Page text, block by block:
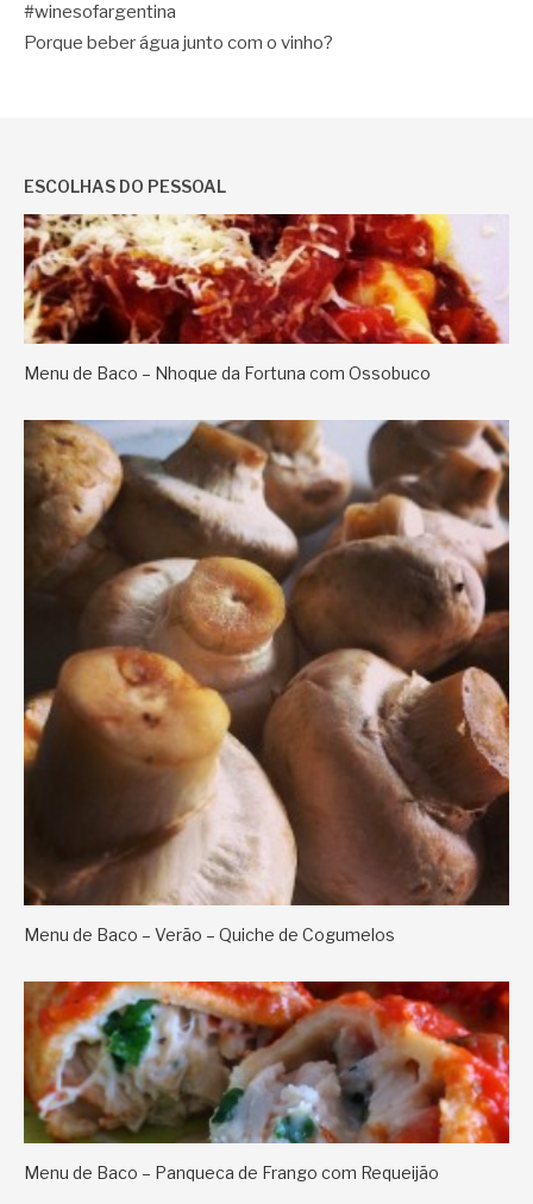
#winesofargentina
Porque beber água junto com o vinho?
ESCOLHAS DO PESSOAL
Menu de Baco – Nhoque da Fortuna com Ossobuco
Menu de Baco – Verão – Quiche de Cogumelos
Menu de Baco – Panqueca de Frango com Requeijão